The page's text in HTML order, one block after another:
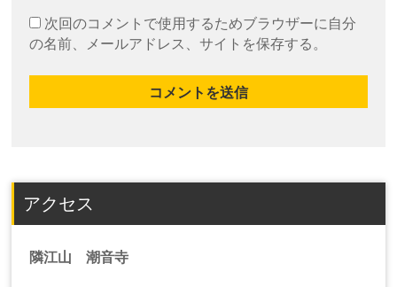
次回のコメントで使用するためブラウザーに自分
の名前、メールアドレス、サイトを保存する。
アクセス
隣江山 潮音寺